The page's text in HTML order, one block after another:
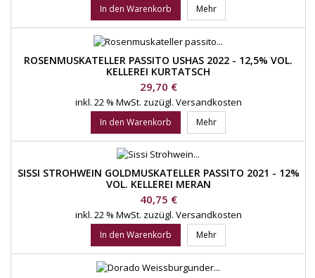
In den Warenkorb Mehr
ROSENMUSKATELLER PASSITO USHAS 2022 - 12,5% VOL.
KELLEREI KURTATSCH
Preis
29,70 €
inkl. 22 % MwSt. zuzügl. Versandkosten
In den Warenkorb Mehr
SISSI STROHWEIN GOLDMUSKATELLER PASSITO 2021 - 12%
VOL. KELLEREI MERAN
Preis
40,75 €
inkl. 22 % MwSt. zuzügl. Versandkosten
In den Warenkorb Mehr